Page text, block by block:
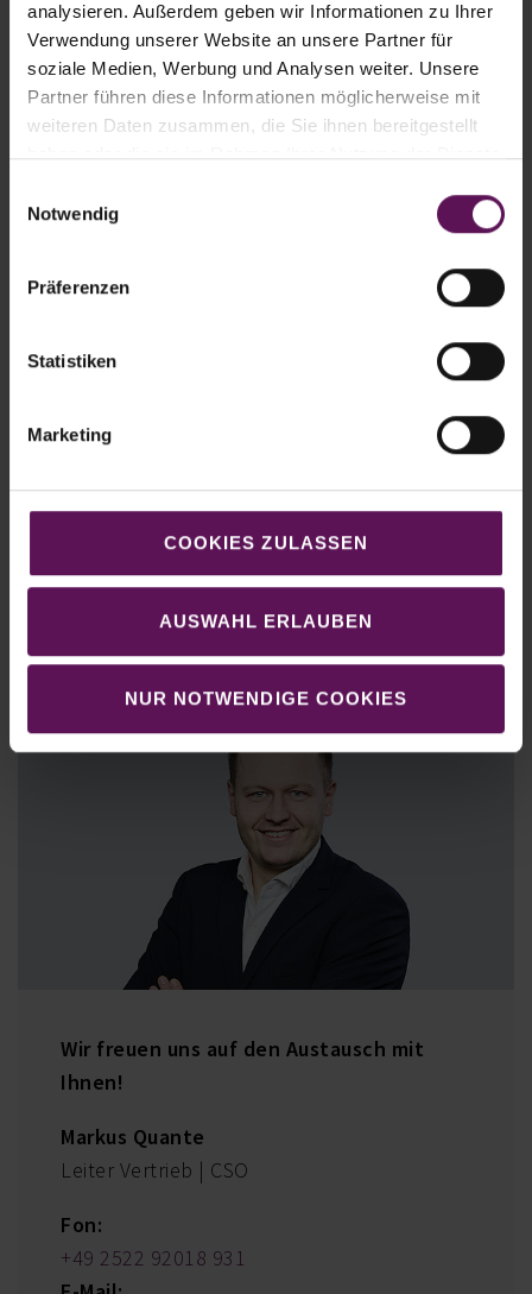
analysieren. Außerdem geben wir Informationen zu Ihrer
Verwendung unserer Website an unsere Partner für
soziale Medien, Werbung und Analysen weiter. Unsere
Partner führen diese Informationen möglicherweise mit
weiteren Daten zusammen, die Sie ihnen bereitgestellt
haben oder die sie im Rahmen Ihrer Nutzung der Dienste
Notwendig
Präferenzen
Statistiken
Marketing
COOKIES ZULASSEN
AUSWAHL ERLAUBEN
NUR NOTWENDIGE COOKIES
Kontra-Laminarsystem
Elektrobeheizt
Flexibel einsetzbar für verschiedenste
Packgüter, Paletten- und Folienarten
Hohe Durchsatzzahlen (bis zu 80
Geringer Folienverbrauch
Wir freuen uns auf den Austausch mit
Ihnen!
Markus Quante
Leiter Vertrieb | CSO
Fon:
+49 2522 92018 931